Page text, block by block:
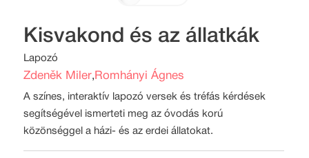
Kisvakond és az állatkák
Lapozó
Zdeněk Miler, Romhányi Ágnes
A színes, interaktív lapozó versek és tréfás kérdések
segítségével ismerteti meg az óvodás korú
közönséggel a házi- és az erdei állatokat.